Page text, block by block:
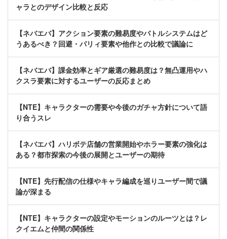
ャラとのデザイン比較と反応
【ネバエバ】アクション要素の難易度やバトルシステムはど
うあるべき？回避・パリィ要素や他作との比較で議論に
【ネバエバ】課金効率とギア厳選の難易度は？無凸運用やハ
クスラ要素に対するユーザーの反応まとめ
【NTE】キャラクターの需要や今後のガチャ方針について語
り合うスレ
【ネバエバ】ハリボテ店舗の営業開始やホラー要素の強化は
ある？都市探索の今後の展開とユーザーの期待
【NTE】先行配信の仕様やキャラ編成を巡りユーザー間で議
論が深まる
【NTE】キャラクターの設定やモーションのルーツとは？レ
クイエムと仲間の関係性